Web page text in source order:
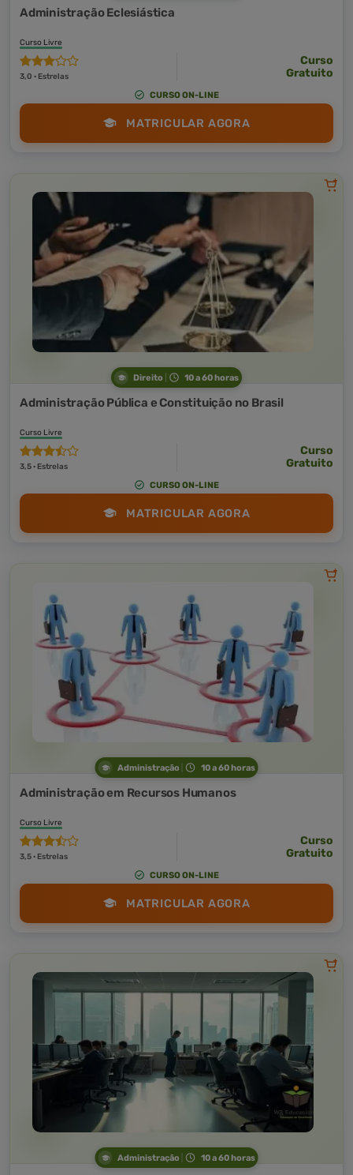
Administração Eclesiástica
Curso Livre
3,0 · Estrelas
Curso
Gratuito
CURSO ON-LINE
MATRICULAR AGORA
Direito 10 a 60 horas
Administração Pública e Constituição no Brasil
Curso Livre
3,5 · Estrelas
Curso
Gratuito
CURSO ON-LINE
MATRICULAR AGORA
Administração 10 a 60 horas
Administração em Recursos Humanos
Curso Livre
3,5 · Estrelas
Curso
Gratuito
CURSO ON-LINE
MATRICULAR AGORA
Administração 10 a 60 horas